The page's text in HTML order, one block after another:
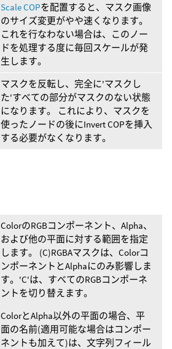
Scale COPを配置すると、マスク画像
のサイズ変更がやや速くなります。
これを行なわない場合は、このノー
ドを処理する度に毎回スケールが発
生します。
マスクを反転し、完全に'マスクし
た'すべての部分がマスクのない状態
になります。 これにより、マスクを
使ったノードの後にInvert COPを挿入
する必要がなくなります。
ColorのRGBコンポーネント、Alpha、
および他の平面に対する範囲を指定
します。 (C)RGBAマスクは、Colorコ
ンポーネントとAlphaにのみ影響しま
す。'C'は、すべてのRGBコンポーネ
ントを切り替えます。
ColorとAlpha以外の平面の場合、平
面の名前(適用可能な場合はコンポー
ネントも加えて)は、文字列フィール